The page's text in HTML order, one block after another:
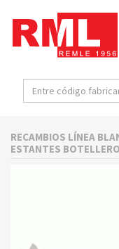
RECAMBIOS LÍNEA
ESTANTES